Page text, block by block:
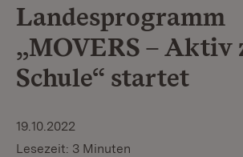
Landesprogramm
„MOVERS – Aktiv
Schule“ startet
19.10.2022
Lesezeit: 3 Minuten